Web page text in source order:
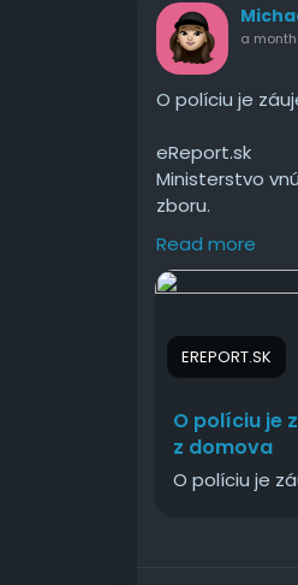
a
O políciu je
eReport.sk
Ministerstvo
zboru.
#políciu
Read more
EREPORT.SK
O políciu je
z domova
O políciu je